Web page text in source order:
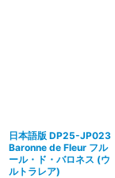
日本語版 DP25-JP023
Baronne de Fleur フル
ール・ド・バロネス (ウ
ルトラレア)